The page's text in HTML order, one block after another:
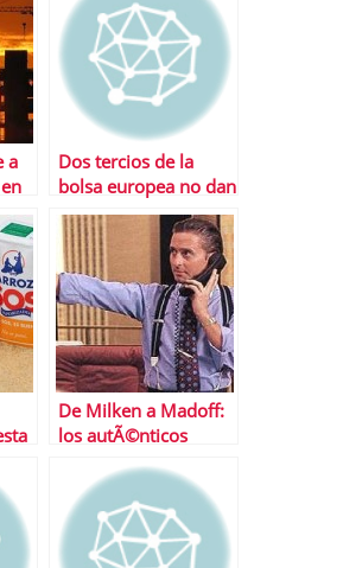
a
Dos tercios de la
bolsa europea no dan
la talla en este aÃ±o
De Milken a Madoff:
los autÃ©nticos